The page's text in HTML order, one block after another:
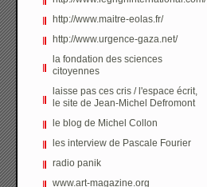
http://www.maitre-eolas.fr/
http://www.urgence-gaza.net/
la fondation des sciences
citoyennes
laisse pas ces cris / l'espace écrit,
le site de Jean-Michel Defromont
le blog de Michel Collon
les interview de Pascale Fourier
radio panik
www.art-magazine.org